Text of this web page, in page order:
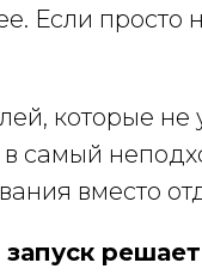
Если просто
которые не
в самый
вместо